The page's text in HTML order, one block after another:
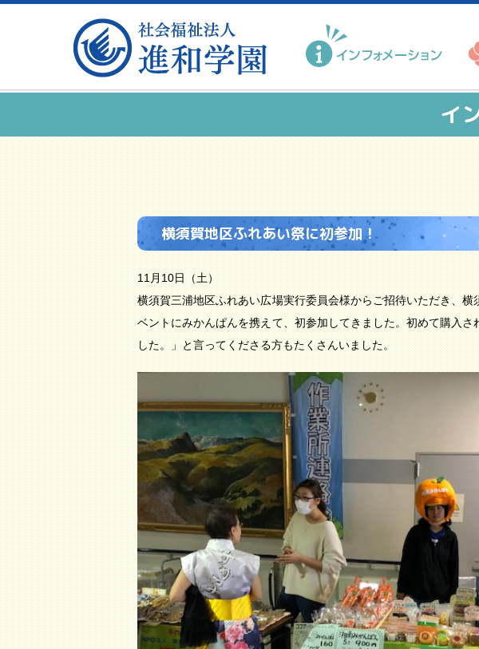
イ
横須賀地区ふれあい祭に初参加！
11月10日（土）
横須賀三浦地区ふれあい広場実行委員会様からご招待いただき、
ベントにみかんぱんを携えて、初参加してきました。初めて購入
した。」と言ってくださる方もたくさんいました。